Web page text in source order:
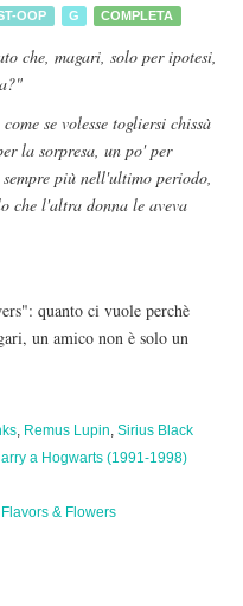
OOP G COMPLETA
che, magari, solo per ipotesi,
se volesse togliersi chissà
la sorpresa, un po' per
più nell'ultimo periodo,
che l'altra donna le aveva
quanto ci vuole perchè
un amico non è solo un
, Remus Lupin, Sirius Black
a Hogwarts (1991-1998)
Flavors & Flowers